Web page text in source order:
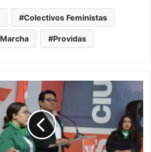
Colectivos Feministas
Marcha Providas